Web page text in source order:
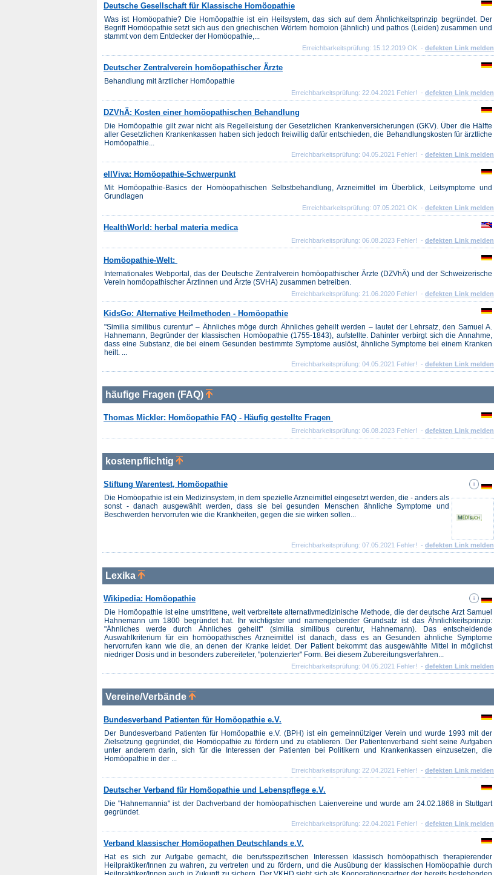
Deutsche Gesellschaft für Klassische Homöopathie
Was ist Homöopathie? Die Homöopathie ist ein Heilsystem, das sich auf dem Ähnlichkeitsprinzip begründet. Der
Begriff Homöopathie setzt sich aus den griechischen Wörtern homoion (ähnlich) und pathos (Leiden) zusammen und
stammt von dem Entdecker der Homöopathie,...
Erreichbarkeitsprüfung: 15.12.2019 OK - defekten Link melden
Deutscher Zentralverein homöopathischer Ärzte
Behandlung mit ärztlicher Homöopathie
Erreichbarkeitsprüfung: 22.04.2021 Fehler! - defekten Link melden
DZVhÄ: Kosten einer homöopathischen Behandlung
Die Homöopathie gilt zwar nicht als Regelleistung der Gesetzlichen Krankenversicherungen (GKV). Über die Hälfte
aller Gesetzlichen Krankenkassen haben sich jedoch freiwillig dafür entschieden, die Behandlungskosten für ärztliche
Homöopathie...
Erreichbarkeitsprüfung: 04.05.2021 Fehler! - defekten Link melden
ellViva: Homöopathie-Schwerpunkt
Mit Homöopathie-Basics der Homöopathischen Selbstbehandlung, Arzneimittel im Überblick, Leitsymptome und
Grundlagen
Erreichbarkeitsprüfung: 07.05.2021 OK - defekten Link melden
HealthWorld: herbal materia medica
Erreichbarkeitsprüfung: 06.08.2023 Fehler! - defekten Link melden
Homöopathie-Welt:
Internationales Webportal, das der Deutsche Zentralverein homöopathischer Ärzte (DZVhÄ) und der Schweizerische
Verein homöopathischer Ärztinnen und Ärzte (SVHA) zusammen betreiben.
Erreichbarkeitsprüfung: 21.06.2020 Fehler! - defekten Link melden
KidsGo: Alternative Heilmethoden - Homöopathie
"Similia similibus curentur" – Ähnliches möge durch Ähnliches geheilt werden – lautet der Lehrsatz, den Samuel A.
Hahnemann, Begründer der klassischen Homöopathie (1755-1843), aufstellte. Dahinter verbirgt sich die Annahme,
dass eine Substanz, die bei einem Gesunden bestimmte Symptome auslöst, ähnliche Symptome bei einem Kranken
heilt. ...
Erreichbarkeitsprüfung: 04.05.2021 Fehler! - defekten Link melden
häufige Fragen (FAQ)
Thomas Mickler: Homöopathie FAQ - Häufig gestellte Fragen
Erreichbarkeitsprüfung: 06.08.2023 Fehler! - defekten Link melden
kostenpflichtig
Stiftung Warentest, Homöopathie
Die Homöopathie ist ein Medizinsystem, in dem spezielle Arzneimittel eingesetzt werden, die - anders als
sonst - danach ausgewählt werden, dass sie bei gesunden Menschen ähnliche Symptome und
Beschwerden hervorrufen wie die Krankheiten, gegen die sie wirken sollen...
Erreichbarkeitsprüfung: 07.05.2021 Fehler! - defekten Link melden
Lexika
Wikipedia: Homöopathie
Die Homöopathie ist eine umstrittene, weit verbreitete alternativmedizinische Methode, die der deutsche Arzt Samuel
Hahnemann um 1800 begründet hat. Ihr wichtigster und namengebender Grundsatz ist das Ähnlichkeitsprinzip:
"Ähnliches werde durch Ähnliches geheilt" (similia similibus curentur, Hahnemann). Das entscheidende
Auswahlkriterium für ein homöopathisches Arzneimittel ist danach, dass es an Gesunden ähnliche Symptome
hervorrufen kann wie die, an denen der Kranke leidet. Der Patient bekommt das ausgewählte Mittel in möglichst
niedriger Dosis und in besonders zubereiteter, "potenzierter" Form. Bei diesem Zubereitungsverfahren...
Erreichbarkeitsprüfung: 04.05.2021 Fehler! - defekten Link melden
Vereine/Verbände
Bundesverband Patienten für Homöopathie e.V.
Der Bundesverband Patienten für Homöopathie e.V. (BPH) ist ein gemeinnütziger Verein und wurde 1993 mit der
Zielsetzung gegründet, die Homöopathie zu fördern und zu etablieren. Der Patientenverband sieht seine Aufgaben
unter anderem darin, sich für die Interessen der Patienten bei Politikern und Krankenkassen einzusetzen, die
Homöopathie in der ...
Erreichbarkeitsprüfung: 22.04.2021 Fehler! - defekten Link melden
Deutscher Verband für Homöopathie und Lebenspflege e.V.
Die "Hahnemannia" ist der Dachverband der homöopathischen Laienvereine und wurde am 24.02.1868 in Stuttgart
gegründet.
Erreichbarkeitsprüfung: 22.04.2021 Fehler! - defekten Link melden
Verband klassischer Homöopathen Deutschlands e.V.
Hat es sich zur Aufgabe gemacht, die berufsspezifischen Interessen klassisch homöopathisch therapierender
Heilpraktiker/Innen zu wahren, zu vertreten und zu fördern, und die Ausübung der klassischen Homöopathie durch